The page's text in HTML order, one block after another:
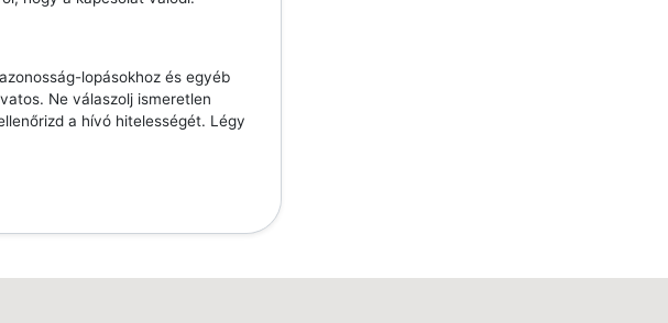
lopásokhoz és egyéb
Ne válaszolj ismeretlen
a hívó hitelességét. Légy